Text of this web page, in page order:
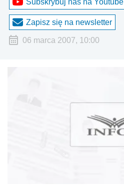
Zapisz się na newsletter
06 marca 2007, 10:00